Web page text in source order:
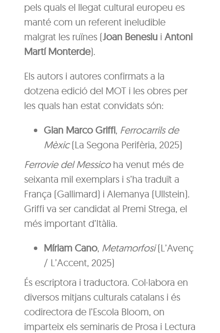
pels quals el llegat cultural europeu es
manté com un referent ineludible
malgrat les ruïnes (Joan Benesiu i Antoni
Martí Monterde).
Els autors i autores confirmats a la
dotzena edició del MOT i les obres per
les quals han estat convidats són:
Gian Marco Griffi, Ferrocarrils de
Mèxic(La Segona Perifèria, 2025)
Ferrovie del Messicoha venut més de
seixanta mil exemplars i s’ha traduït a
França (Gallimard) i Alemanya (Ullstein).
Griffi va ser candidat al Premi Strega, el
més important d’Itàlia.
Míriam Cano, Metamorfosi(L’Avenç
/ L’Accent, 2025)
És escriptora i traductora. Col·labora en
diversos mitjans culturals catalans i és
codirectora de l’Escola Bloom, on
imparteix els seminaris de Prosa i Lectura